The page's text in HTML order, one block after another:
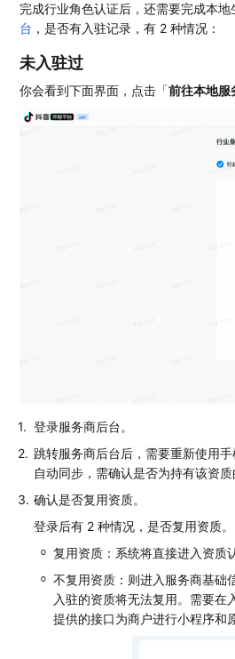
完成行业角色认证后，还需要完成本
台 ，是否有入驻记录，有 2 种情况：
未入驻过
你会看到下面界面，点击「前往本地服
1. 登录服务商后台。
2. 跳转服务商后台后，需要重新使用
自动同步，需确认是否为持有该资质
3. 确认是否复用资质。
登录后有 2 种情况，是否复用资质。
◦ 复用资质：系统将直接进入资质
◦ 不复用资质：则进入服务商基础
入驻的资质将无法复用。需要
提供的接口为商户进行小程序和